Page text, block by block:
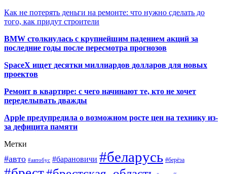
Как не потерять деньги на ремонте: что нужно сделать до
того, как придут строители
BMW столкнулась с крупнейшим падением акций за
последние годы после пересмотра прогнозов
SpaceX ищет десятки миллиардов долларов для новых
проектов
Ремонт в квартире: с чего начинают те, кто не хочет
переделывать дважды
Apple предупредила о возможном росте цен на технику из-
за дефицита памяти
Метки
#авто #автобус #барановичи #беларусь #берёза